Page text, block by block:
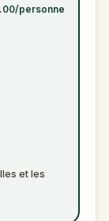
personne
et les